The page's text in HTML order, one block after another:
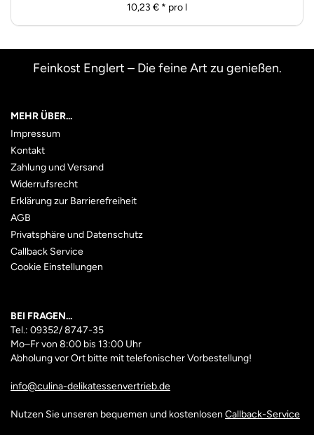
10,23 € * pro l
Feinkost Englert – Die feine Art zu genießen.
MEHR ÜBER...
Impressum
Kontakt
Zahlung und Versand
Widerrufsrecht
Erklärung zur Barrierefreiheit
AGB
Privatsphäre und Datenschutz
Callback Service
Cookie Einstellungen
BEI FRAGEN...
Tel.: 09352/ 8747-35
Mo–Frvon 8:00 bis 13:00 Uhr
Abholung vor Ort bitte mit telefonischer Vorbestellung!
info@culina-delikatessenvertrieb.de
Nutzen Sie unseren bequemen und kostenlosen Callback-Service